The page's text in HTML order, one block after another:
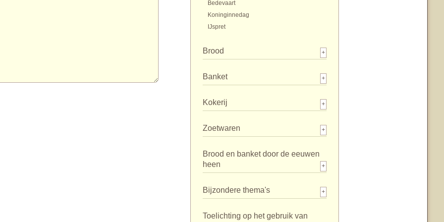
Bedevaart
Koninginnedag
IJspret
Brood +
Banket +
Kokerij +
Zoetwaren +
Brood en banket door de eeuwen
heen
+
Bijzondere thema's +
Toelichting op het gebruik van